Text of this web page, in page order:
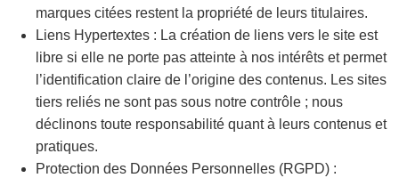
marques citées restent la propriété de leurs titulaires.
Liens Hypertextes : La création de liens vers le site est
libre si elle ne porte pas atteinte à nos intérêts et permet
l’identification claire de l’origine des contenus. Les sites
tiers reliés ne sont pas sous notre contrôle ; nous
déclinons toute responsabilité quant à leurs contenus et
pratiques.
Protection des Données Personnelles (RGPD) :